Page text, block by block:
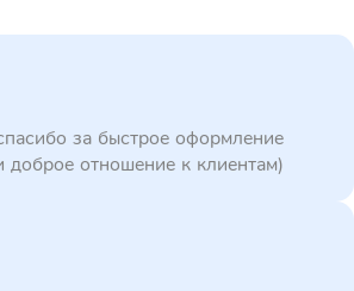
за быстрое оформление
доброе отношение к клиентам)